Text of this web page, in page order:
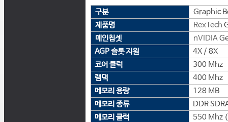
구분
Graphic
제품명
RexTech
메인칩셋
nVIDIA
AGP 슬롯 지원
4X / 8X
코어 클럭
300 Mhz
램댁
400 Mhz
메모리 용량
128 MB
메모리 종류
DDR
메모리 클럭
550 Mhz